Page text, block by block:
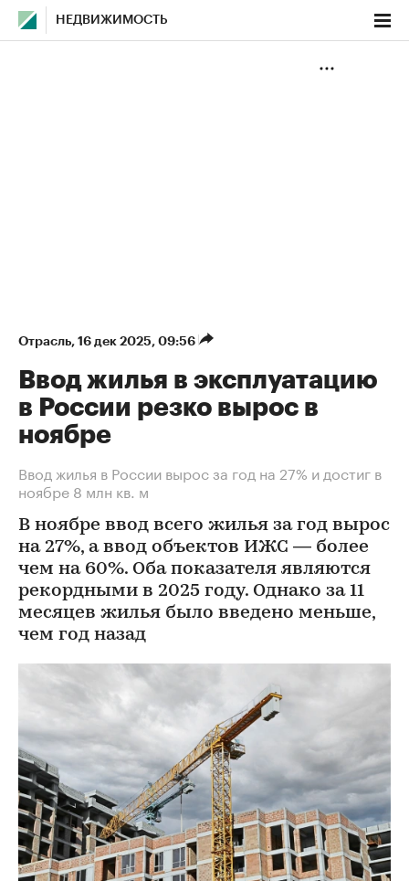
НЕДВИЖИМОСТЬ
Отрасль⁠, 16 дек 2025, 09:56
Ввод жилья в эксплуатацию
в России резко вырос в
ноябре
Ввод жилья в России вырос за год на 27% и достиг в
ноябре 8 млн кв. м
В ноябре ввод всего жилья за год вырос
на 27%, а ввод объектов ИЖС — более
чем на 60%. Оба показателя являются
рекордными в 2025 году. Однако за 11
месяцев жилья было введено меньше,
чем год назад